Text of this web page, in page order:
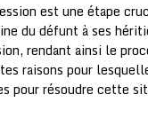
est une étape
du défunt à ses
rendant ainsi le
raisons pour
pour résoudre cette